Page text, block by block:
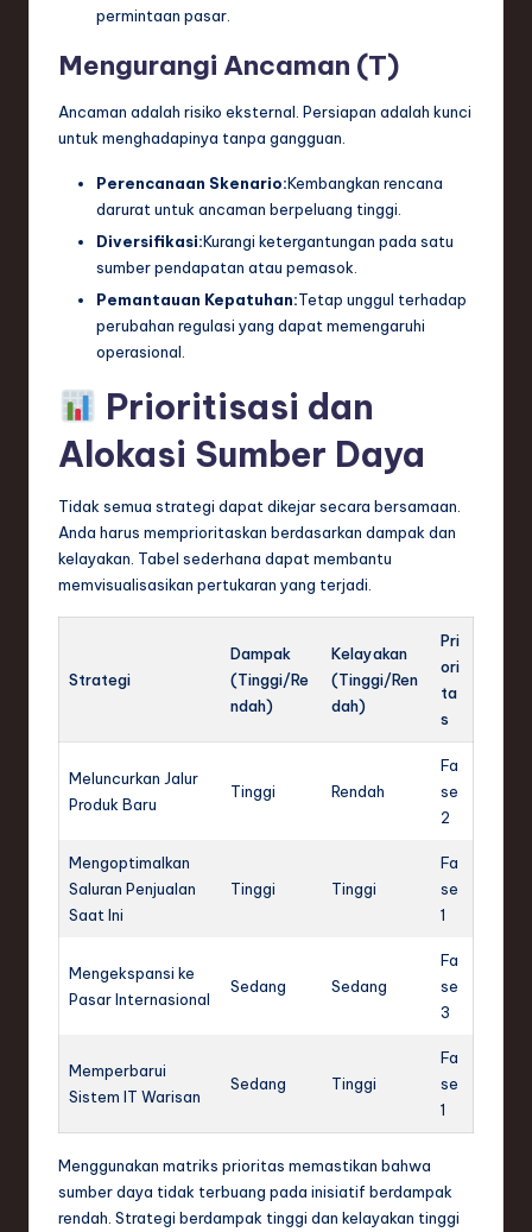
permintaan pasar.
Mengurangi Ancaman (T)
Ancaman adalah risiko eksternal. Persiapan adalah kunci
untuk menghadapinya tanpa gangguan.
Perencanaan Skenario:Kembangkan rencana
darurat untuk ancaman berpeluang tinggi.
Diversifikasi:Kurangi ketergantungan pada satu
sumber pendapatan atau pemasok.
Pemantauan Kepatuhan:Tetap unggul terhadap
perubahan regulasi yang dapat memengaruhi
operasional.
Prioritisasi dan
Alokasi Sumber Daya
Tidak semua strategi dapat dikejar secara bersamaan.
Anda harus memprioritaskan berdasarkan dampak dan
kelayakan. Tabel sederhana dapat membantu
memvisualisasikan pertukaran yang terjadi.
Strategi
Dampak
(Tinggi/Re
ndah)
Kelayakan
(Tinggi/Ren
dah)
Pri
ori
ta
s
Meluncurkan Jalur
Produk Baru
Tinggi Rendah
Fa
se
2
Mengoptimalkan
Saluran Penjualan
Saat Ini
Tinggi Tinggi
Fa
se
1
Mengekspansi ke
Pasar Internasional
Sedang Sedang
Fa
se
3
Memperbarui
Sistem IT Warisan
Sedang Tinggi
Fa
se
1
Menggunakan matriks prioritas memastikan bahwa
sumber daya tidak terbuang pada inisiatif berdampak
rendah. Strategi berdampak tinggi dan kelayakan tinggi